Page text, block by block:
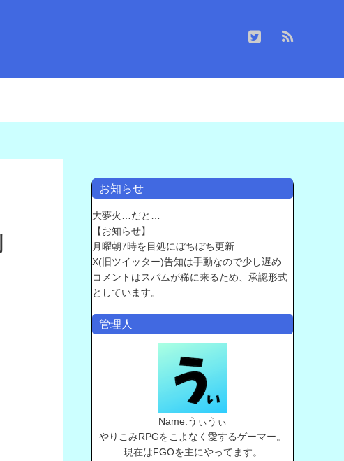
お知らせ
大夢火…だと…
【お知らせ】
月曜朝7時を目処にぼちぼち更新
X(旧ツイッター)告知は手動なので少し遅め
コメントはスパムが稀に来るため、承認形式
としています。
管理人
Name:うぃうぃ
やりこみRPGをこよなく愛するゲーマー。
現在はFGOを主にやってます。